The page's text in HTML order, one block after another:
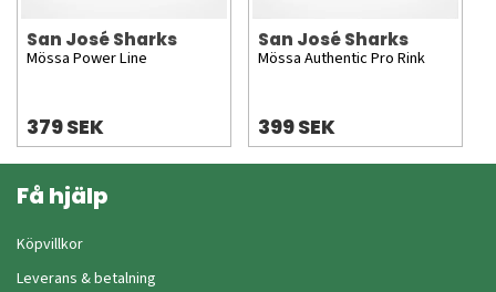
San José Sharks
Mössa Power Line
379 SEK
San José Sharks
Mössa Authentic Pro Rink
399 SEK
Få hjälp
Köpvillkor
Leverans & betalning